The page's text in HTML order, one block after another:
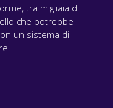
tra migliaia di
che potrebbe
un sistema di